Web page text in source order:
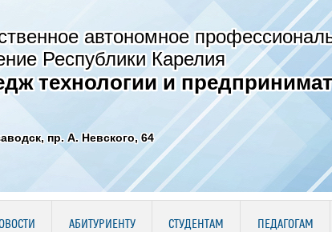
автономное
Республики Карелия
технологии и
пр. А. Невского, 64
АБИТУРИЕНТУ СТУДЕНТАМ ПЕДАГОГАМ